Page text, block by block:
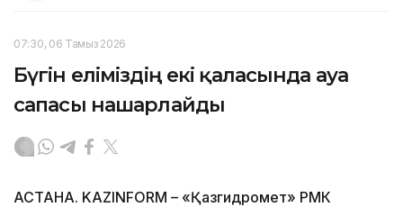
07:30, 06 Тамыз 2026
Бүгін еліміздің екі қаласында ауа
сапасы нашарлайды
АСТАНА. KAZINFORM – «Қазгидромет» РМК